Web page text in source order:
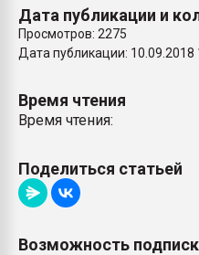
Дата публикации и
Просмотров: 2275
Дата публикации: 10.09.2018
Время чтения
Время чтения:
Поделиться статьей
Возможность